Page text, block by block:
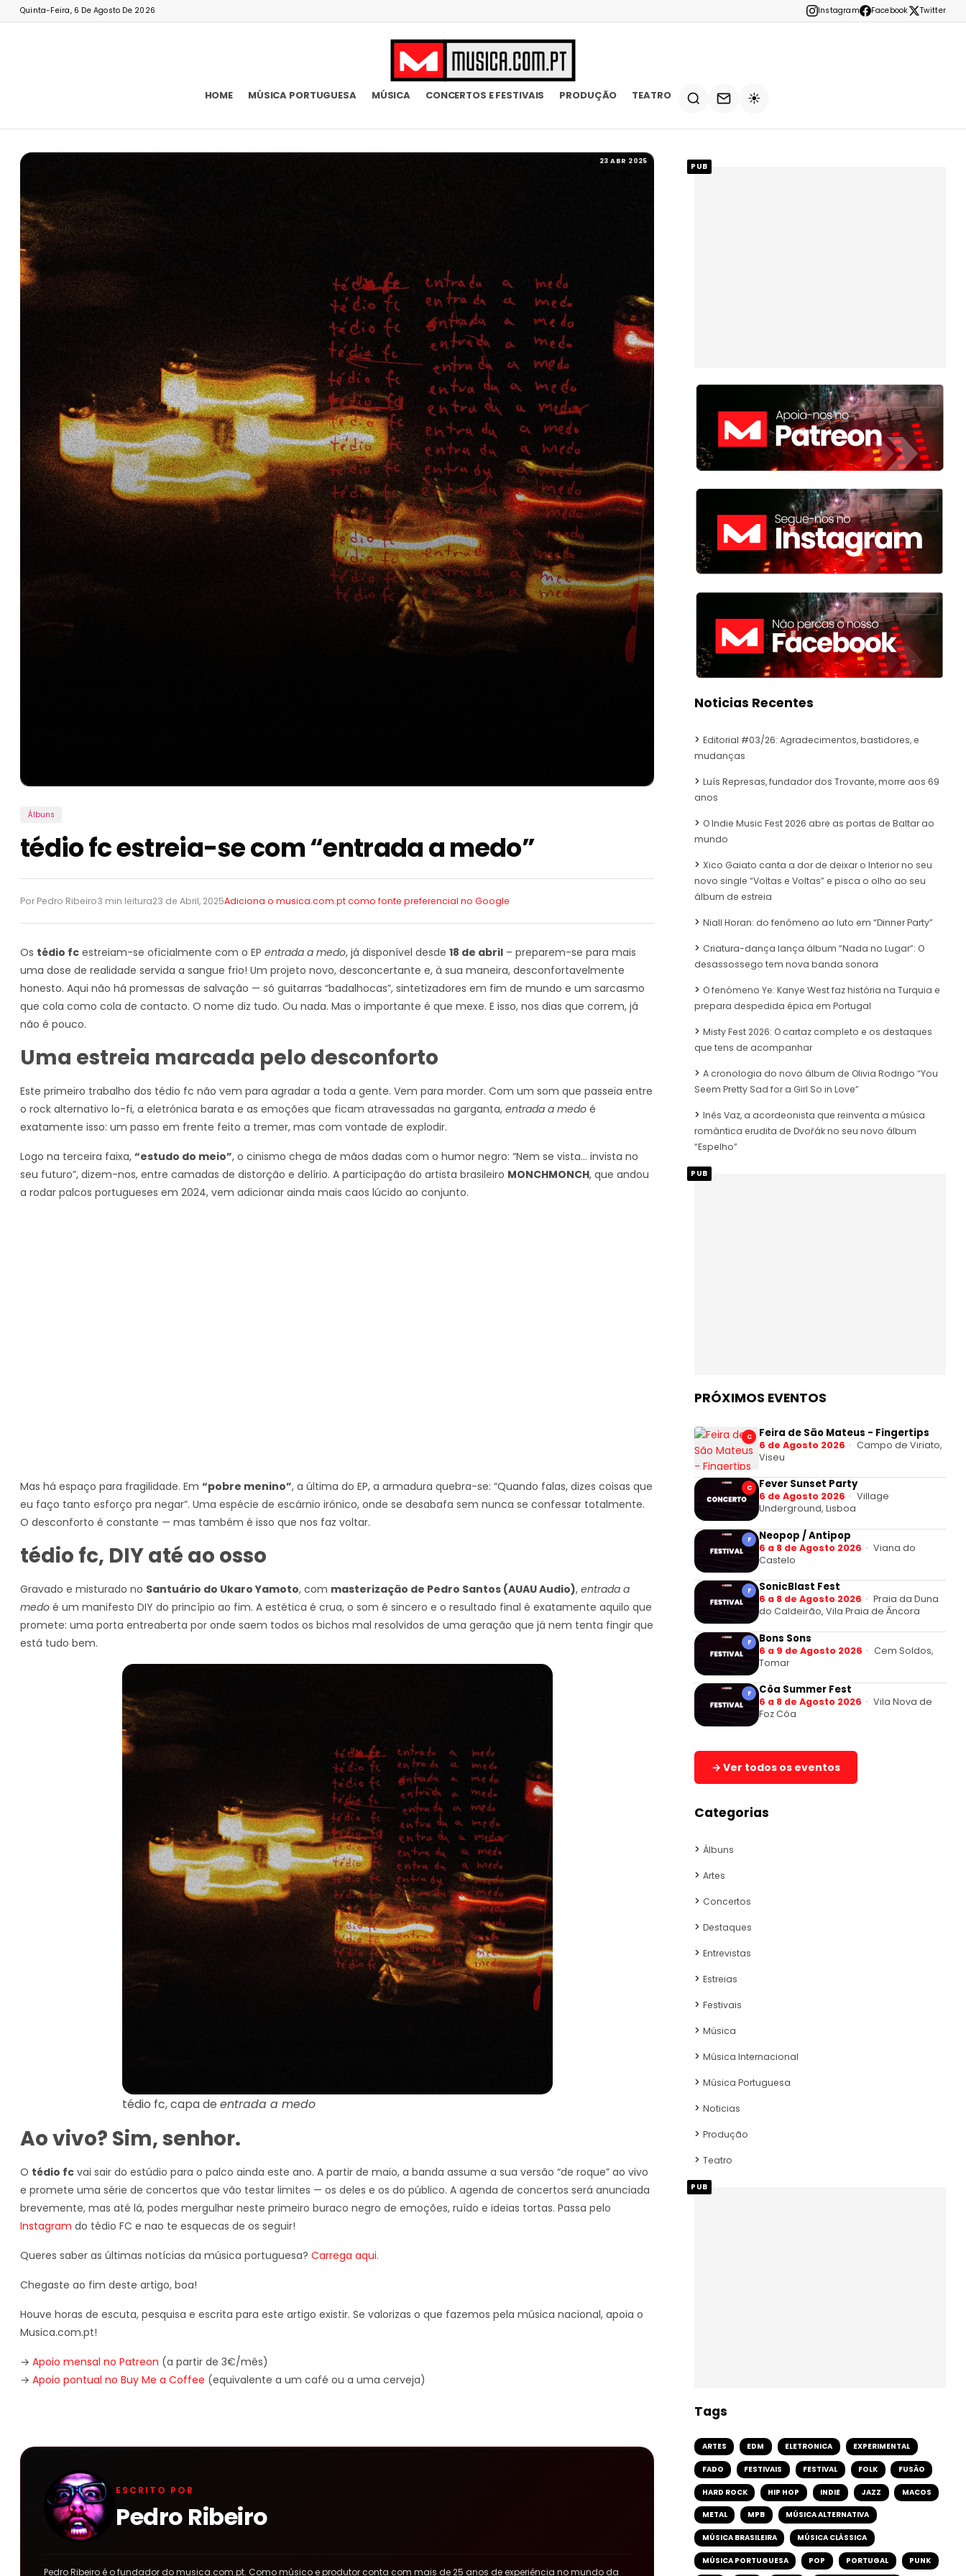
Quinta-Feira, 6 De Agosto De 2026 Instagram Facebook Twitter
HOME MÚSICA PORTUGUESA MÚSICA CONCERTOS E FESTIVAIS PRODUÇÃO TEATRO ☀️
23 ABR 2025
Álbuns
tédio fc estreia-se com “entrada a medo”
Por Pedro Ribeiro3 min leitura23 de Abril, 2025Adiciona o musica.com.pt como fonte preferencial no Google
Os tédio fc estreiam-se oficialmente com o EP entrada a medo, já disponível desde 18 de abril – preparem-se para mais
uma dose de realidade servida a sangue frio! Um projeto novo, desconcertante e, à sua maneira, desconfortavelmente
honesto. Aqui não há promessas de salvação — só guitarras “badalhocas”, sintetizadores em fim de mundo e um sarcasmo
que cola como cola de contacto. O nome diz tudo. Ou nada. Mas o importante é que mexe. E isso, nos dias que correm, já
não é pouco.
Uma estreia marcada pelo desconforto
Este primeiro trabalho dos tédio fc não vem para agradar a toda a gente. Vem para morder. Com um som que passeia entre
o rock alternativo lo-fi, a eletrónica barata e as emoções que ficam atravessadas na garganta, entrada a medo é
exatamente isso: um passo em frente feito a tremer, mas com vontade de explodir.
Logo na terceira faixa, “estudo do meio”, o cinismo chega de mãos dadas com o humor negro: “Nem se vista… invista no
seu futuro”, dizem-nos, entre camadas de distorção e delírio. A participação do artista brasileiro MONCHMONCH, que andou
a rodar palcos portugueses em 2024, vem adicionar ainda mais caos lúcido ao conjunto.
Mas há espaço para fragilidade. Em “pobre menino”, a última do EP, a armadura quebra-se: “Quando falas, dizes coisas que
eu faço tanto esforço pra negar”. Uma espécie de escárnio irónico, onde se desabafa sem nunca se confessar totalmente.
O desconforto é constante — mas também é isso que nos faz voltar.
tédio fc, DIY até ao osso
Gravado e misturado no Santuário do Ukaro Yamoto, com masterização de Pedro Santos (AUAU Audio), entrada a
medo é um manifesto DIY do princípio ao fim. A estética é crua, o som é sincero e o resultado final é exatamente aquilo que
promete: uma porta entreaberta por onde saem todos os bichos mal resolvidos de uma geração que já nem tenta fingir que
está tudo bem.
tédio fc, capa de entrada a medo
Ao vivo? Sim, senhor.
O tédio fc vai sair do estúdio para o palco ainda este ano. A partir de maio, a banda assume a sua versão “de roque” ao vivo
e promete uma série de concertos que vão testar limites — os deles e os do público. A agenda de concertos será anunciada
brevemente, mas até lá, podes mergulhar neste primeiro buraco negro de emoções, ruído e ideias tortas. Passa pelo
Instagram do tédio FC e nao te esquecas de os seguir!
Queres saber as últimas notícias da música portuguesa? Carrega aqui.
Chegaste ao fim deste artigo, boa!
Houve horas de escuta, pesquisa e escrita para este artigo existir. Se valorizas o que fazemos pela música nacional, apoia o
Musica.com.pt!
→ Apoio mensal no Patreon (a partir de 3€/mês)
→ Apoio pontual no Buy Me a Coffee (equivalente a um café ou a uma cerveja)
ESCRITO POR
Pedro Ribeiro
Pedro Ribeiro é o fundador do musica.com.pt. Como músico e produtor conta com mais de 25 anos de experiência no mundo da
PUB
Noticias Recentes
Editorial #03/26: Agradecimentos, bastidores, e
mudanças
Luís Represas, fundador dos Trovante, morre aos 69
anos
O Indie Music Fest 2026 abre as portas de Baltar ao
mundo
Xico Gaiato canta a dor de deixar o Interior no seu
novo single “Voltas e Voltas” e pisca o olho ao seu
álbum de estreia
Niall Horan: do fenómeno ao luto em “Dinner Party”
Criatura-dança lança álbum “Nada no Lugar”: O
desassossego tem nova banda sonora
O fenómeno Ye: Kanye West faz história na Turquia e
prepara despedida épica em Portugal
Misty Fest 2026: O cartaz completo e os destaques
que tens de acompanhar
A cronologia do novo álbum de Olivia Rodrigo “You
Seem Pretty Sad for a Girl So in Love”
Inês Vaz, a acordeonista que reinventa a música
romântica erudita de Dvořák no seu novo álbum
“Espelho”
PUB
PRÓXIMOS EVENTOS
C Feira de São Mateus - Fingertips
6 de Agosto 2026
Campo de Viriato,
Viseu
C Fever Sunset Party
6 de Agosto 2026
Village
Underground, Lisboa
F Neopop / Antipop
6 a 8 de Agosto 2026
Viana do
Castelo
F SonicBlast Fest
6 a 8 de Agosto 2026
Praia da Duna
do Caldeirão, Vila Praia de Âncora
F Bons Sons
6 a 9 de Agosto 2026
Cem Soldos,
Tomar
F Côa Summer Fest
6 a 8 de Agosto 2026
Vila Nova de
Foz Côa
→ Ver todos os eventos
Categorias
Álbuns
Artes
Concertos
Destaques
Entrevistas
Estreias
Festivais
Música
Música Internacional
Música Portuguesa
Noticias
Produção
Teatro
PUB
Tags
ARTES EDM ELETRONICA EXPERIMENTAL
FADO FESTIVAIS FESTIVAL FOLK FUSÃO
HARD ROCK HIP HOP INDIE JAZZ MACOS
METAL MPB MÚSICA ALTERNATIVA
MÚSICA BRASILEIRA MÚSICA CLÁSSICA
MÚSICA PORTUGUESA POP PORTUGAL PUNK